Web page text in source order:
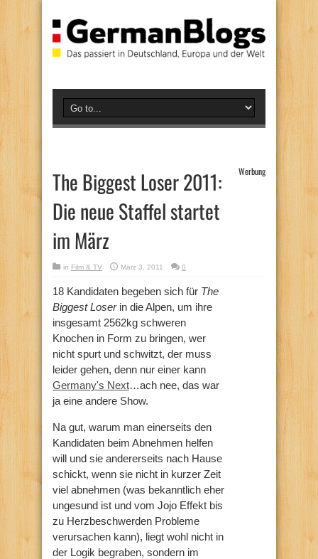
The Biggest Loser 2011:
Die neue Staffel startet
im März
Werbung
in Film & TV März 3, 2011 0
18 Kandidaten begeben sich für The
Biggest Loserin die Alpen, um ihre
insgesamt 2562kg schweren
Knochen in Form zu bringen, wer
nicht spurt und schwitzt, der muss
leider gehen, denn nur einer kann
Germany's Next…ach nee, das war
ja eine andere Show.
Na gut, warum man einerseits den
Kandidaten beim Abnehmen helfen
will und sie andererseits nach Hause
schickt, wenn sie nicht in kurzer Zeit
viel abnehmen (was bekanntlich eher
ungesund ist und vom Jojo Effekt bis
zu Herzbeschwerden Probleme
verursachen kann), liegt wohl nicht in
der Logik begraben, sondern im